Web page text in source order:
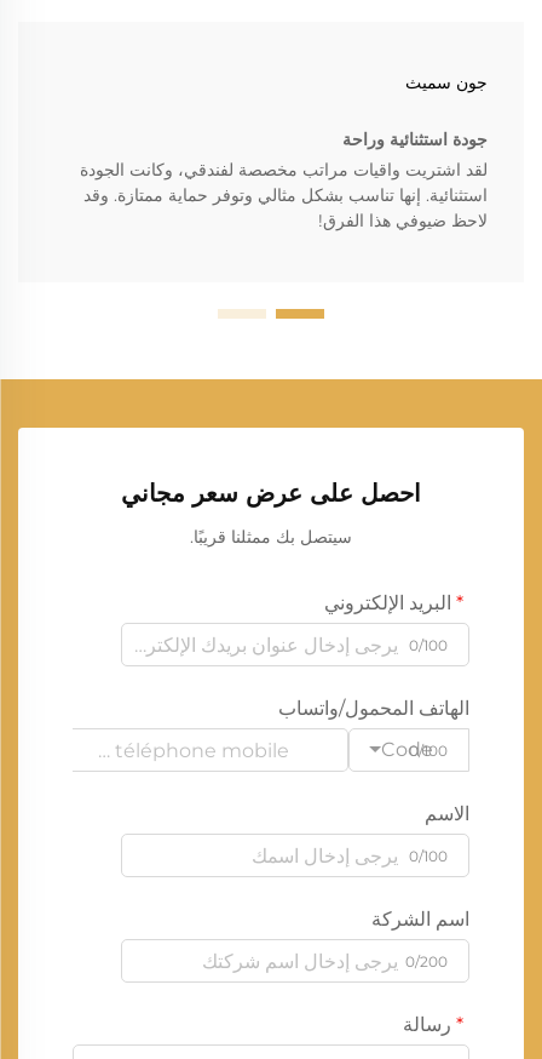
جون سميث
جودة استثنائية وراحة
لقد اشتريت واقيات مراتب مخصصة لفندقي، وكانت الجودة
استثنائية. إنها تناسب بشكل مثالي وتوفر حماية ممتازة. وقد
لاحظ ضيوفي هذا الفرق!
احصل على عرض سعر مجاني
سيتصل بك ممثلنا قريبًا.
البريد الإلكتروني
0/100
الهاتف المحمول/واتساب
Code
0/100
الاسم
0/100
اسم الشركة
0/200
رسالة